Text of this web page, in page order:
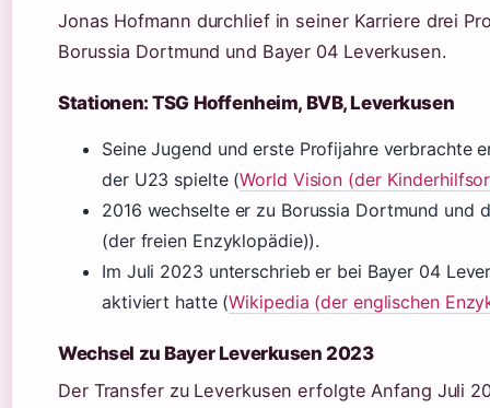
Jonas Hofmann durchlief in seiner Karriere drei
Borussia Dortmund und Bayer 04 Leverkusen.
Stationen: TSG Hoffenheim, BVB, Leverkusen
Seine Jugend und erste Profijahre verbrachte
der U23 spielte (World Vision (der
2016 wechselte er zu Borussia Dortmund
(der freien Enzyklopädie)).
Im Juli 2023 unterschrieb er bei Bayer 04
aktiviert hatte (Wikipedia (der englischen
Wechsel zu Bayer Leverkusen 2023
Der Transfer zu Leverkusen erfolgte Anfang Juli